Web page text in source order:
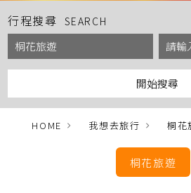
行程搜尋 SEARCH
HOME 我想去旅行 桐花
桐花旅遊